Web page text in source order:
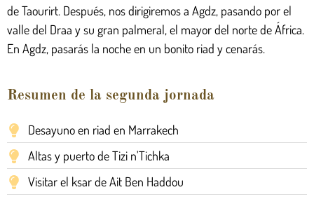
de Taourirt. Después, nos dirigiremos a Agdz, pasando por el
valle del Draa y su gran palmeral, el mayor del norte de África.
En Agdz, pasarás la noche en un bonito riad y cenarás.
Resumen de la segunda jornada
Desayuno en riad en Marrakech
Altas y puerto de Tizi n'Tichka
Visitar el ksar de Ait Ben Haddou